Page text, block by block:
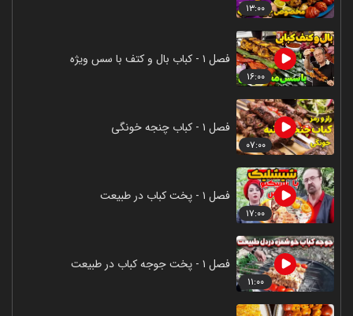
۱۳:۰۰
۱۶:۰۰
فصل ۱ - کباب بال و کتف با سس ویژه
۰۷:۰۰
فصل ۱ - کباب چنجه خونگی
۱۷:۰۰
فصل ۱ - پخت کباب در طبیعت
۱۱:۰۰
فصل ۱ - پخت جوجه کباب در طبیعت